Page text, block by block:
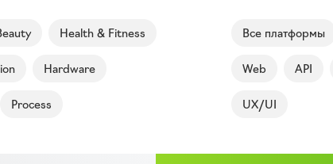
Health & Fitness
Hardware
Process
Все платформы
Web API
UX/UI